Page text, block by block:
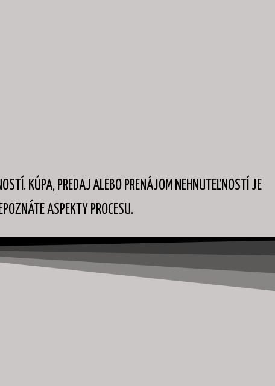
KÚPA, PREDAJ ALEBO PRENÁJOM NEHNUTEĽNOSTÍ JE
ASPEKTY PROCESU.